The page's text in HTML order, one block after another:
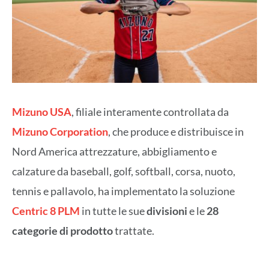
Mizuno USA, filiale interamente controllata da
Mizuno Corporation, che produce e distribuisce in
Nord America attrezzature, abbigliamento e
calzature da baseball, golf, softball, corsa, nuoto,
tennis e pallavolo, ha implementato la soluzione
Centric 8 PLM in tutte le suedivisionie le28
categorie di prodottotrattate.